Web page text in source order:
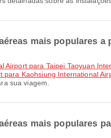
mais populares
Airport para Taipei Taoyuan
para Kaohsiung International
sua viagem.
mais populares